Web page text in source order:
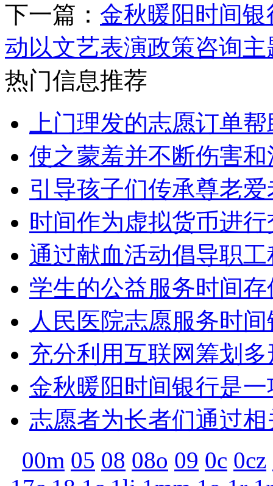
下一篇： 金秋暖阳时间
动以文艺表演政策咨询
热门信息推荐
上门理发的志愿订单
使之蒙羞并不断伤害
引导孩子们传承尊老
时间作为虚拟货币进
通过献血活动倡导职
学生的公益服务时间
人民医院志愿服务时
充分利用互联网筹划
金秋暖阳时间银行是
志愿者为长者们通过
00m 05 08 08o 09 0c 0cz